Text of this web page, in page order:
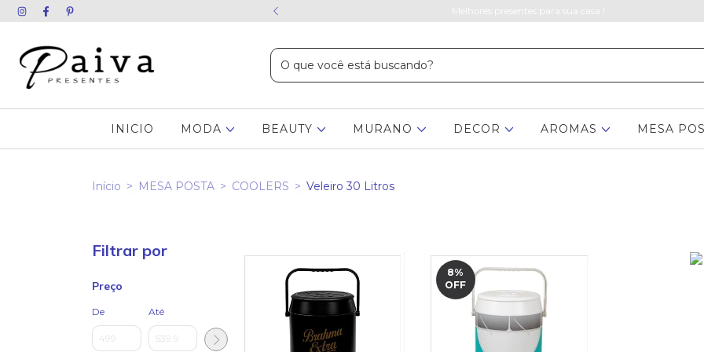
chame no WhatsApp Melhores presentes para sua casa !
INICIO MODA BEAUTY MURANO DECOR AROMAS MESA
Início > MESA POSTA > COOLERS > Veleiro 30 Litros
Filtrar por
Preço
De Até
8%
OFF